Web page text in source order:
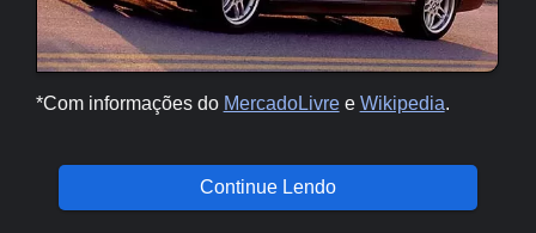
*Com informações do MercadoLivree Wikipedia.
Continue Lendo